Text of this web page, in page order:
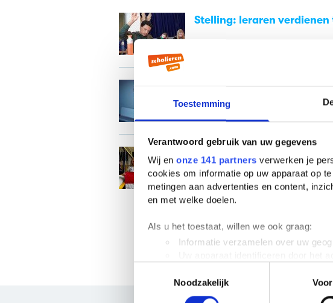
Toestemming
Verantwoord gebruik van uw gegevens
Wij en onze 141 partners verwerken je
cookies om informatie op uw apparaat op
metingen aan advertenties en content,
en met welke doelen.
Als u het toestaat, willen we ook graag:
Informatie verzamelen over uw
toestemming op elk moment wijzigen of
Noodzakelijk
Stelling: leraren verdienen
Studiekeuze in AI-
persoonlijke interesses'
TeamNL strijdt om de